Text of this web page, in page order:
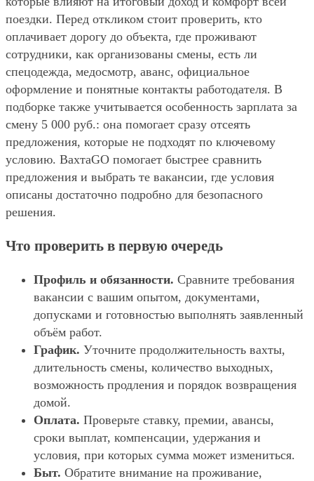
поездки. Перед откликом стоит проверить, кто
оплачивает дорогу до объекта, где проживают
сотрудники, как организованы смены, есть ли
спецодежда, медосмотр, аванс, официальное
оформление и понятные контакты работодателя. В
подборке также учитывается особенность зарплата за
смену 5 000 руб.: она помогает сразу отсеять
предложения, которые не подходят по ключевому
условию. ВахтаGO помогает быстрее сравнить
предложения и выбрать те вакансии, где условия
описаны достаточно подробно для безопасного
решения.
Что проверить в первую очередь
Профиль и обязанности. Сравните требования
вакансии с вашим опытом, документами,
допусками и готовностью выполнять заявленный
объём работ.
График. Уточните продолжительность вахты,
длительность смены, количество выходных,
возможность продления и порядок возвращения
домой.
Оплата. Проверьте ставку, премии, авансы,
сроки выплат, компенсации, удержания и
условия, при которых сумма может измениться.
Быт. Обратите внимание на проживание,